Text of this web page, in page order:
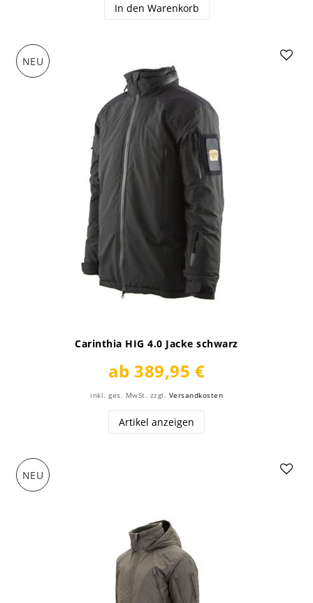
In den Warenkorb
NEU
Carinthia HIG 4.0 Jacke schwarz
ab 389,95 €
inkl. ges. MwSt. zzgl. Versandkosten
Artikel anzeigen
NEU